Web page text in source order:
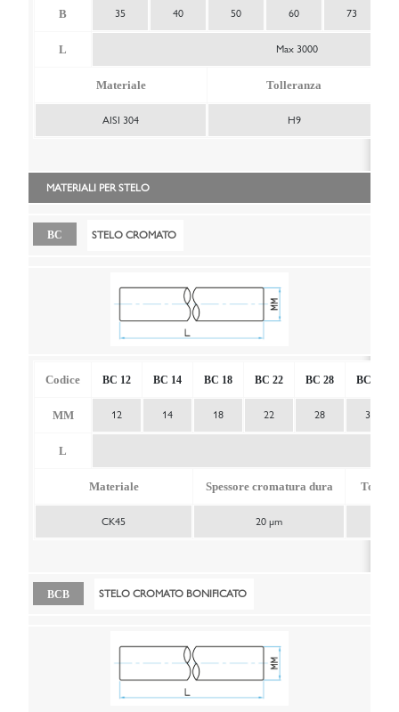
B 35 40 50 60 73
L Max 3000
Materiale Tolleranza
AISI 304 H9
MATERIALI PER STELO
BC STELO CROMATO
Codice BC 12 BC 14 BC 18 BC 22 BC 28 BC 36
MM 12 14 18 22 28 36
L
Materiale Spessore cromatura dura
CK45 20 μm
BCB STELO CROMATO BONIFICATO